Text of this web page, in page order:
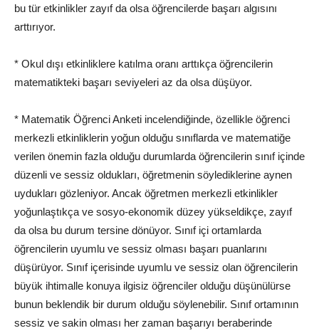
bu tür etkinlikler zayıf da olsa öğrencilerde başarı algısını
arttırıyor.
* Okul dışı etkinliklere katılma oranı arttıkça öğrencilerin
matematikteki başarı seviyeleri az da olsa düşüyor.
* Matematik Öğrenci Anketi incelendiğinde, özellikle öğrenci
merkezli etkinliklerin yoğun olduğu sınıflarda ve matematiğe
verilen önemin fazla olduğu durumlarda öğrencilerin sınıf içinde
düzenli ve sessiz oldukları, öğretmenin söylediklerine aynen
uydukları gözleniyor. Ancak öğretmen merkezli etkinlikler
yoğunlaştıkça ve sosyo-ekonomik düzey yükseldikçe, zayıf
da olsa bu durum tersine dönüyor. Sınıf içi ortamlarda
öğrencilerin uyumlu ve sessiz olması başarı puanlarını
düşürüyor. Sınıf içerisinde uyumlu ve sessiz olan öğrencilerin
büyük ihtimalle konuya ilgisiz öğrenciler olduğu düşünülürse
bunun beklendik bir durum olduğu söylenebilir. Sınıf ortamının
sessiz ve sakin olması her zaman başarıyı beraberinde